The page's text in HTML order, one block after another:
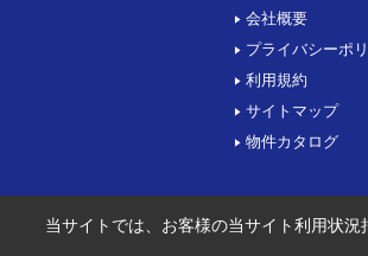
会社概要
プライバシーポ
利用規約
サイトマップ
物件カタログ
当サイトでは、お客様の当サイト利用状